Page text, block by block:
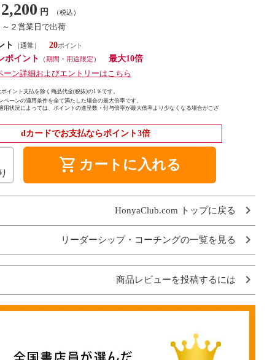
2,200 円 （税込）
～２営業日で出荷
ト
（通常）
20
ポイント
（期間・用途限定）
最大10倍
ーン詳細およびエントリーはこちら
イント支払を除く商品代金(税抜)の1％です。
ペーンの適用条件を全て満たした場合の最大倍率です。
用状況によっては、ポイントの進呈数・付与倍率が最大倍率より少なくなる場合がござ
dカードでお支払ならポイント3倍
shopping_cart カートに入れる
HonyaClub.com トップに戻る
リーダーシップ・コーチングの一覧を見る
商品レビューを投稿するには